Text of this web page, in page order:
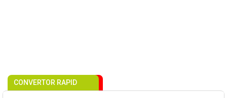
CONVERTOR RAPID